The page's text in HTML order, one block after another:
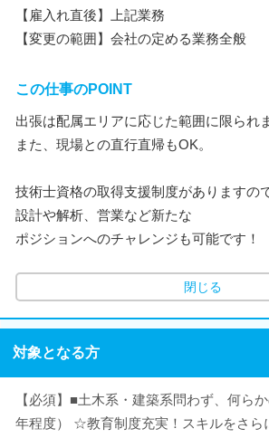
【雇入れ直後】上記業務
【変更の範囲】会社の定める業務全般
この仕事のPOINT
出張は配属エリアに応じた範囲に限られ
また、現場との直行直帰もOK。
技術士資格の取得支援制度がありますの
設計や解析、営業など新たな
ポジションへのチャレンジも可能です！
閉じる
対象となる方
【必須】■土木系・建築系問わず、何ら
年程度） ☆教育制度充実！スキルをさら